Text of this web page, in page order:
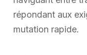
répondant aux
mutation rapide.